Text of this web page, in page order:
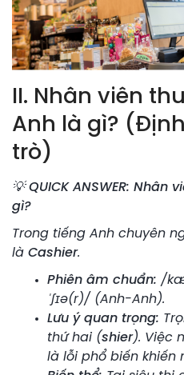
II. Nhân viên
Anh là gì?
trò)
💡 QUICK ANSWER:
gì?
Trong tiếng Anh chuyên
là Cashier.
Phiên âm chuẩn: /
ˈʃɪə(r)/ (Anh-Anh).
Lưu ý quan trọng:
thứ hai (shier). Việc
là lỗi phổ biến khiến